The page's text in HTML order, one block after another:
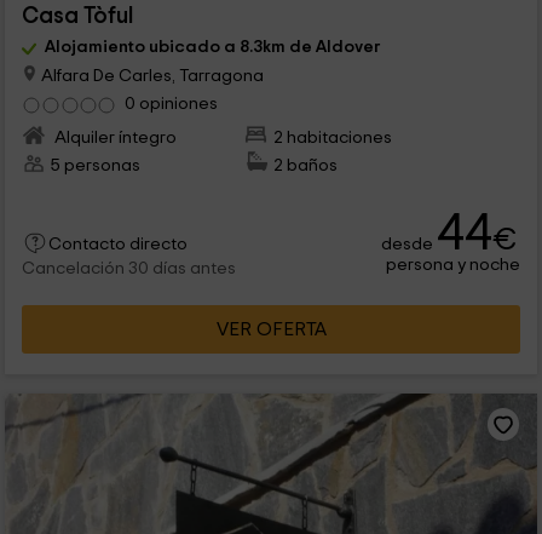
Casa Tòful
Alojamiento ubicado a 8.3km de Aldover
Alfara De Carles, Tarragona
0 opiniones
Alquiler íntegro
2 habitaciones
5 personas
2 baños
Contacto directo
Cancelación 30 días antes
desde 44€
persona y noche
VER OFERTA